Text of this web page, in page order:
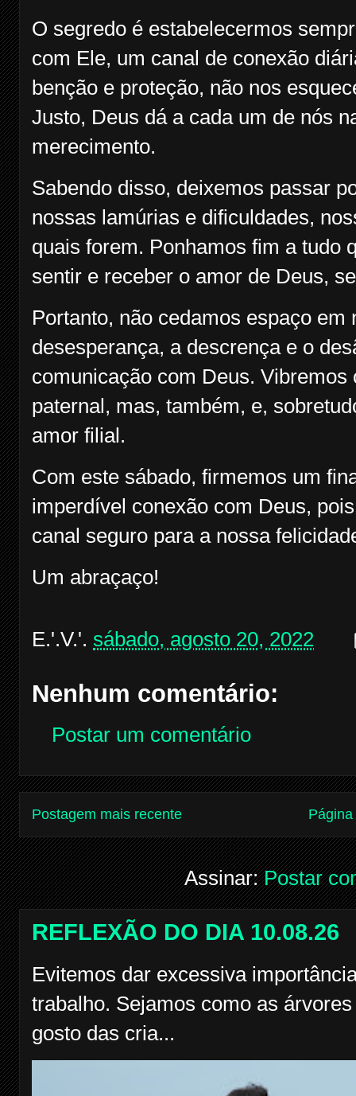
O segredo é estabelecermos
com Ele, um canal de conexão
benção e proteção, não nos
Justo, Deus dá a cada um de nós
merecimento.
Sabendo disso, deixemos passar
nossas lamúrias e dificuldades,
quais forem. Ponhamos fim a tudo
sentir e receber o amor de Deus,
Portanto, não cedamos espaço
desesperança, a descrença e o
comunicação com Deus.
paternal, mas, também, e,
amor filial.
Com este sábado, firmemos um
imperdível conexão com Deus,
canal seguro para a nossa
Um abraçaço!
E.'.V.'. sábado, agosto 20, 2022
Nenhum comentário:
Postar um comentário
Postagem mais recente
Assinar:Postar
REFLEXÃO DO DIA 10.08.26
Evitemos dar excessiva
trabalho. Sejamos como as
gosto das cria...